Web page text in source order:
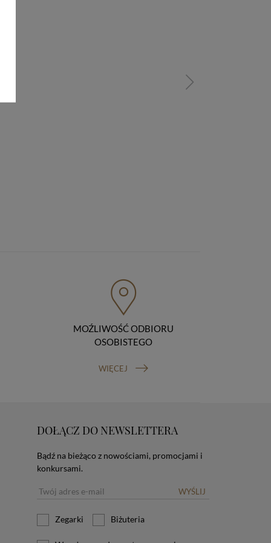
MOŹLIWOŚĆ ODBIORU
OSOBISTEGO
WIĘCEJ
DOŁĄCZ DO NEWSLETTERA
Bądź na bieżąco z nowościami, promocjami i
konkursami.
WYŚLIJ
Zegarki Biżuteria